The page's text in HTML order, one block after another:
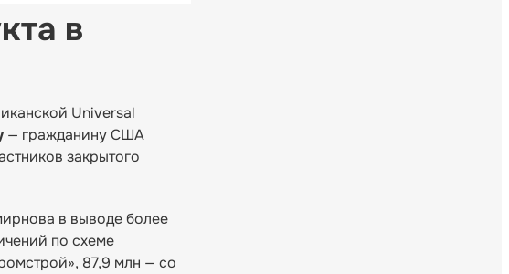
в
Universal
— гражданину США
закрытого
в выводе более
по схеме
87,9 млн — со